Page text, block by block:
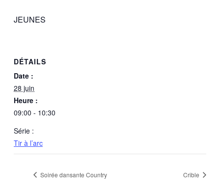
JEUNES
DÉTAILS
Date :
28 juin
Heure :
09:00 - 10:30
Série :
Tir à l’arc
Soirée dansante Country Crible